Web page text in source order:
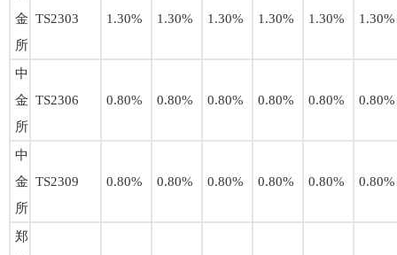
金
所
TS2303 1.30% 1.30% 1.30% 1.30% 1.30% 1.30%
中
金
所
TS2306 0.80% 0.80% 0.80% 0.80% 0.80% 0.80%
中
金
所
TS2309 0.80% 0.80% 0.80% 0.80% 0.80% 0.80%
郑